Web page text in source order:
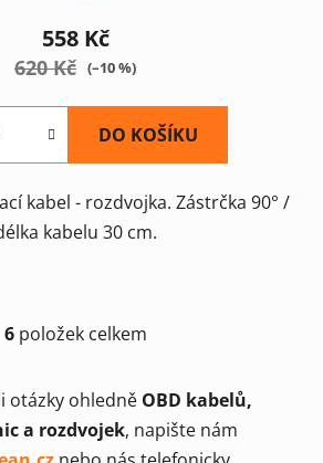
558 Kč
620 Kč (–10 %)
DO KOŠÍKU
kabel - rozdvojka. Zástrčka 90° /
kabelu 30 cm.
O
l
á
d
6položek celkem
otázky ohledně OBD kabelů,
a rozdvojek, napište nám